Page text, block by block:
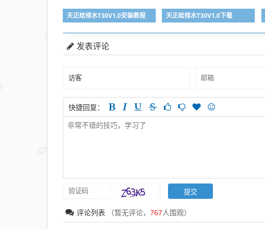
天正给排水T30V1.0安装教程 天正给排水T30V1.0下载
发表评论
快捷回复：
评论列表 （暂无评论， 767人围观）